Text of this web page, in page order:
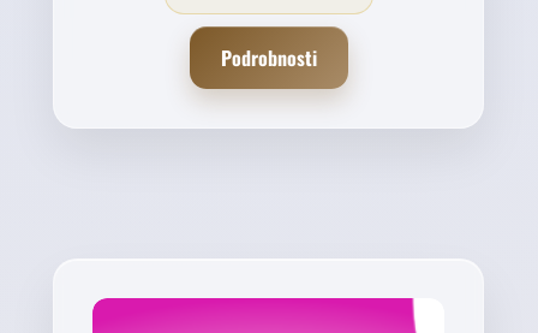
24 900,00 Kč.
18 900,00 Kč.
Podrobnosti